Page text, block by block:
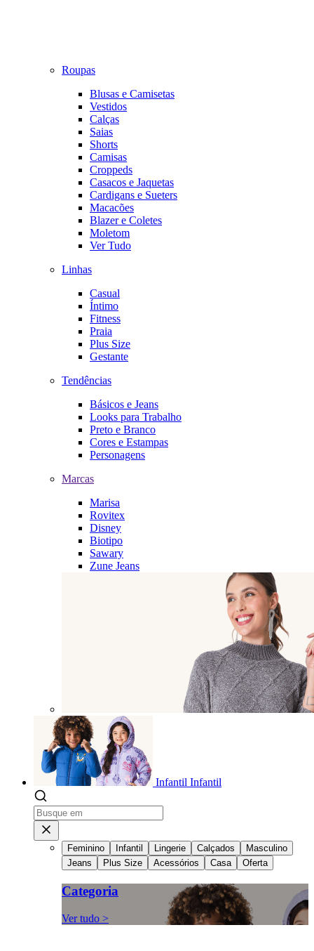
Roupas
Blusas e Camisetas
Vestidos
Calças
Saias
Shorts
Camisas
Croppeds
Casacos e Jaquetas
Cardigans e Sueters
Macacões
Blazer e Coletes
Moletom
Ver Tudo
Linhas
Casual
Íntimo
Fitness
Praia
Plus Size
Gestante
Tendências
Básicos e Jeans
Looks para Trabalho
Preto e Branco
Cores e Estampas
Personagens
Marcas
Marisa
Rovitex
Disney
Biotipo
Sawary
Zune Jeans
Infantil Infantil
Feminino Infantil Lingerie Calçados
Masculino
Jeans
Plus Size Acessórios Casa Oferta
Categoria
Ver tudo >